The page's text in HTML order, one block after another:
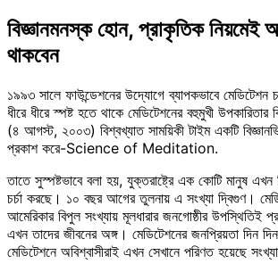
বিজ্ঞানমনস্ক হোন, প্রাকৃতিক নিয়মেই
থাকবেন
১৯৯৩ সালে ফাউন্ডেশনের উদ্যোগে ব্যাপকভাবে মেডিটেশন
ধীরে ধীরে স্পষ্ট হতে থাকে মেডিটেশনের বহুমুখী
(৪ আগস্ট, ২০০৩) বিশ্বখ্যাত সাময়িকী টাইম একটি
প্রকাশ করে-Science of Meditation.
তাতে সুস্পষ্টভাবে বলা হয়, যুক্তরাষ্ট্রে এক কোটি মানুষ এখন
চর্চা করছে। ১০ বছর আগের তুলনায় এ সংখ্যা দ্বিগুণ।
আমেরিকার বিপুল সংখ্যায় মূলধারার জনগোষ্ঠীর উপস্থিতিই
এখন তাদের জীবনের অঙ্গ। মেডিটেশনের জনপ্রিয়তা দিন
মেডিটেশনে অবিশ্বাসীরাই এখন সেখানে পরিণত হয়েছে